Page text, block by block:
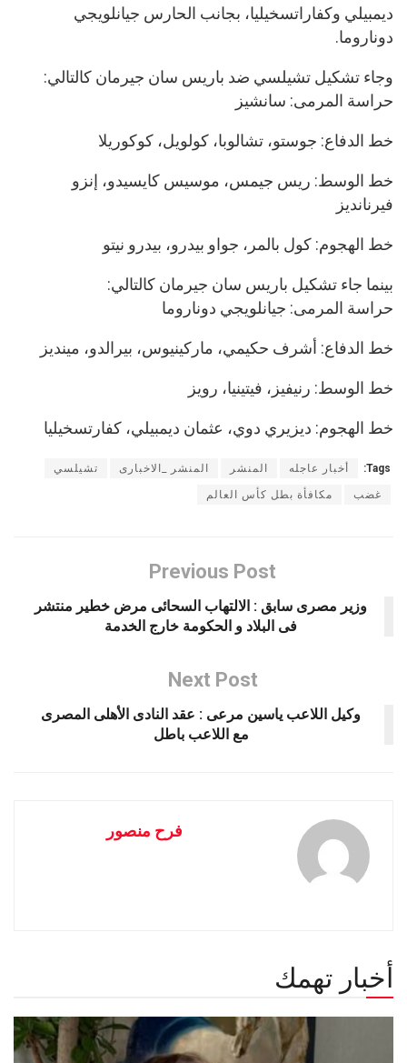
ديمبيلي وكفاراتسخيليا، بجانب الحارس جيانلويجي
دوناروما.
وجاء تشكيل تشيلسي ضد باريس سان جيرمان كالتالي:
حراسة المرمى: سانشيز
خط الدفاع: جوستو، تشالوبا، كولويل، كوكوريلا
خط الوسط: ريس جيمس، موسيس كايسيدو، إنزو
فيرنانديز
خط الهجوم: كول بالمر، جواو بيدرو، بيدرو نيتو
بينما جاء تشكيل باريس سان جيرمان كالتالي:
حراسة المرمى: جيانلويجي دوناروما
خط الدفاع: أشرف حكيمي، ماركينيوس، بيرالدو، مينديز
خط الوسط: رنيفيز، فيتينيا، رويز
خط الهجوم: ديزيري دوي، عثمان ديمبيلي، كفارتسخيليا
Tags: أخبار عاجله المنشر المنشر _الاخبارى تشيلسي
غضب مكافأة بطل كأس العالم
Previous Post
وزير مصرى سابق : الالتهاب السحائى مرض خطير منتشر
فى البلاد و الحكومة خارج الخدمة
Next Post
وكيل اللاعب ياسين مرعى : عقد النادى الأهلى المصرى
مع اللاعب باطل
فرح منصور
أخبار تهمك